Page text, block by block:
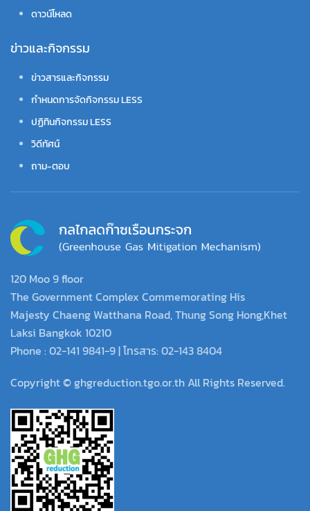
ดาวน์โหลด
ข่าวและกิจกรรม
ข่าวสารและกิจกรรม
กำหนดการจัดกิจกรรม LESS
ปฏิทินกิจกรรม LESS
วิดีทัศน์
ถาม-ตอบ
120 Moo 9 floor
The Government Complex Commemorating His
Majesty Chaeng Watthana Road, Thung Song Hong,Khet
Laksi Bangkok 10210
Phone : 02-141 9841-9 | โทรสาร: 02-143 8404
Copyright © ghgreduction.tgo.or.th All Rights Reserved.